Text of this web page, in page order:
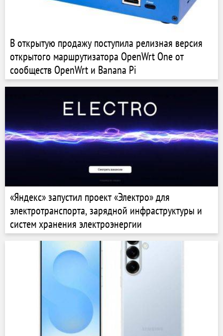
В открытую продажу поступила релизная версия
открытого маршрутизатора OpenWrt One от
сообществ OpenWrt и Banana Pi
«Яндекс» запустил проект «Электро» для
электротранспорта, зарядной инфраструктуры и
систем хранения электроэнергии